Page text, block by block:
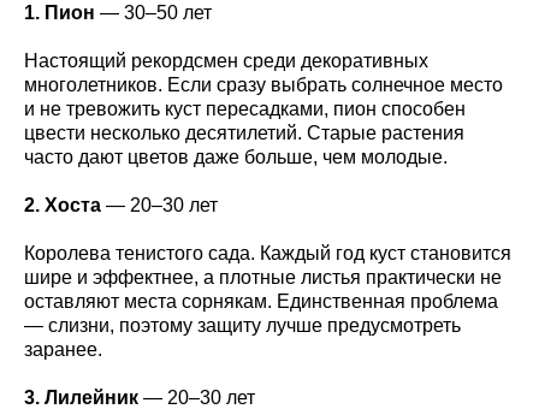
1. Пион — 30–50 лет
Настоящий рекордсмен среди декоративных
многолетников. Если сразу выбрать солнечное место
и не тревожить куст пересадками, пион способен
цвести несколько десятилетий. Старые растения
часто дают цветов даже больше, чем молодые.
2. Хоста — 20–30 лет
Королева тенистого сада. Каждый год куст становится
шире и эффектнее, а плотные листья практически не
оставляют места сорнякам. Единственная проблема
— слизни, поэтому защиту лучше предусмотреть
заранее.
3. Лилейник — 20–30 лет